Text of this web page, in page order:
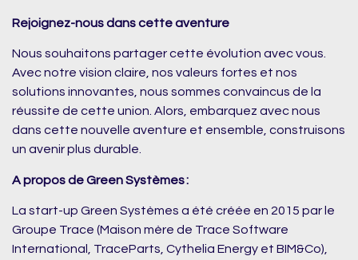
Rejoignez-nous dans cette aventure
Nous souhaitons partager cette évolution avec vous.
Avec notre vision claire, nos valeurs fortes et nos
solutions innovantes, nous sommes convaincus de la
réussite de cette union. Alors, embarquez avec nous
dans cette nouvelle aventure et ensemble, construisons
un avenir plus durable.
A propos de Green Systèmes :
La start-up Green Systèmes a été créée en 2015 par le
Groupe Trace (Maison mère de Trace Software
International, TraceParts, Cythelia Energy et BIM&Co),